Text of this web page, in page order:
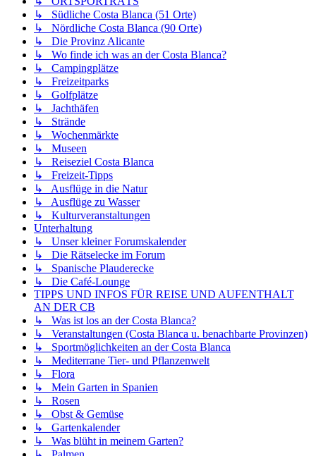
↳ Südliche Costa Blanca (51 Orte)
↳ Nördliche Costa Blanca (90 Orte)
↳ Die Provinz Alicante
↳ Wo finde ich was an der Costa Blanca?
↳ Campingplätze
↳ Freizeitparks
↳ Golfplätze
↳ Jachthäfen
↳ Strände
↳ Wochenmärkte
↳ Museen
↳ Reiseziel Costa Blanca
↳ Freizeit-Tipps
↳ Ausflüge in die Natur
↳ Ausflüge zu Wasser
↳ Kulturveranstaltungen
Unterhaltung
↳ Unser kleiner Forumskalender
↳ Die Rätselecke im Forum
↳ Spanische Plauderecke
↳ Die Café-Lounge
TIPPS UND INFOS FÜR REISE UND AUFENTHALT
AN DER CB
↳ Was ist los an der Costa Blanca?
↳ Veranstaltungen (Costa Blanca u. benachbarte Provinzen)
↳ Sportmöglichkeiten an der Costa Blanca
↳ Mediterrane Tier- und Pflanzenwelt
↳ Flora
↳ Mein Garten in Spanien
↳ Rosen
↳ Obst & Gemüse
↳ Gartenkalender
↳ Was blüht in meinem Garten?